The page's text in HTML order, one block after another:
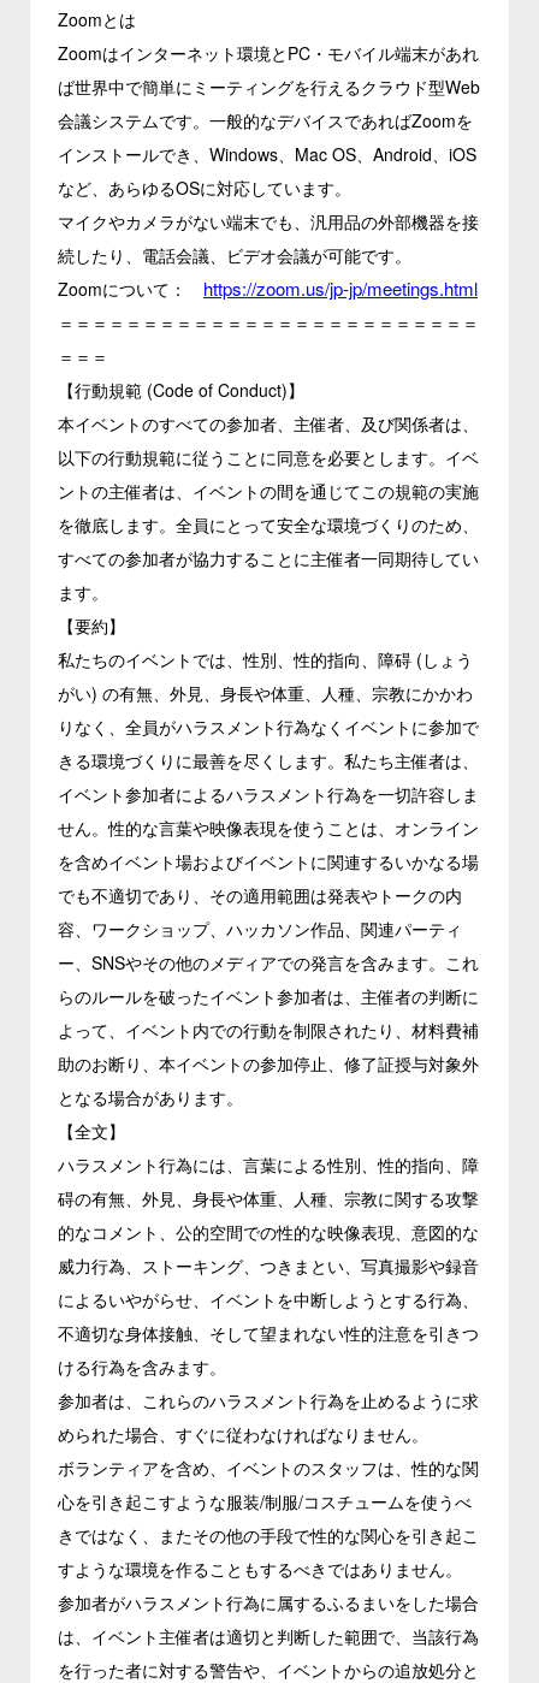
Zoomとは
Zoomはインターネット環境とPC・モバイル端末があれ
ば世界中で簡単にミーティングを行えるクラウド型Web
会議システムです。一般的なデバイスであればZoomを
インストールでき、Windows、Mac OS、Android、iOS
など、あらゆるOSに対応しています。
マイクやカメラがない端末でも、汎用品の外部機器を接
続したり、電話会議、ビデオ会議が可能です。
Zoomについて： https://zoom.us/jp-jp/meetings.html
＝＝＝＝＝＝＝＝＝＝＝＝＝＝＝＝＝＝＝＝＝＝＝＝＝
＝＝＝
【行動規範 (Code of Conduct)】
本イベントのすべての参加者、主催者、及び関係者は、
以下の行動規範に従うことに同意を必要とします。イベ
ントの主催者は、イベントの間を通じてこの規範の実施
を徹底します。全員にとって安全な環境づくりのため、
すべての参加者が協力することに主催者一同期待してい
ます。
【要約】
私たちのイベントでは、性別、性的指向、障碍 (しょう
がい) の有無、外見、身長や体重、人種、宗教にかかわ
りなく、全員がハラスメント行為なくイベントに参加で
きる環境づくりに最善を尽くします。私たち主催者は、
イベント参加者によるハラスメント行為を一切許容しま
せん。性的な言葉や映像表現を使うことは、オンライン
を含めイベント場およびイベントに関連するいかなる場
でも不適切であり、その適用範囲は発表やトークの内
容、ワークショップ、ハッカソン作品、関連パーティ
ー、SNSやその他のメディアでの発言を含みます。これ
らのルールを破ったイベント参加者は、主催者の判断に
よって、イベント内での行動を制限されたり、材料費補
助のお断り、本イベントの参加停止、修了証授与対象外
となる場合があります。
【全文】
ハラスメント行為には、言葉による性別、性的指向、障
碍の有無、外見、身長や体重、人種、宗教に関する攻撃
的なコメント、公的空間での性的な映像表現、意図的な
威力行為、ストーキング、つきまとい、写真撮影や録音
によるいやがらせ、イベントを中断しようとする行為、
不適切な身体接触、そして望まれない性的注意を引きつ
ける行為を含みます。
参加者は、これらのハラスメント行為を止めるように求
められた場合、すぐに従わなければなりません。
ボランティアを含め、イベントのスタッフは、性的な関
心を引き起こすような服装/制服/コスチュームを使うべ
きではなく、またその他の手段で性的な関心を引き起こ
すような環境を作ることもするべきではありません。
参加者がハラスメント行為に属するふるまいをした場合
は、イベント主催者は適切と判断した範囲で、当該行為
を行った者に対する警告や、イベントからの追放処分と